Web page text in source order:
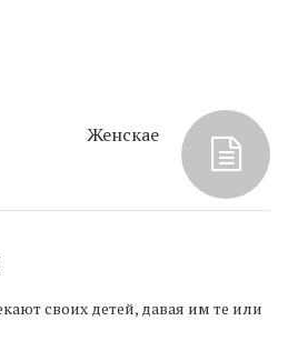
Женскае
своих детей, давая им те или